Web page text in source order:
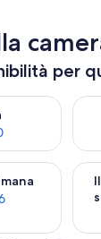
per
per questa
per questo